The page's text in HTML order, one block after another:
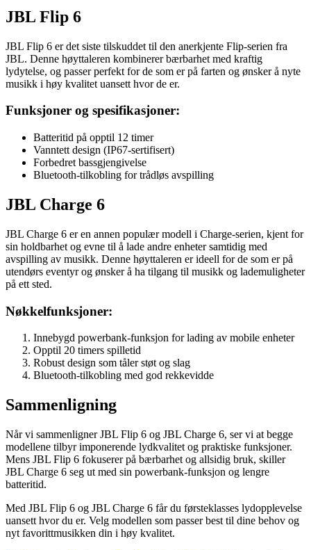
JBL Flip 6
JBL Flip 6 er det siste tilskuddet til den anerkjente Flip-serien fra
JBL. Denne høyttaleren kombinerer bærbarhet med kraftig
lydytelse, og passer perfekt for de som er på farten og ønsker å nyte
musikk i høy kvalitet uansett hvor de er.
Funksjoner og spesifikasjoner:
Batteritid på opptil 12 timer
Vanntett design (IP67-sertifisert)
Forbedret bassgjengivelse
Bluetooth-tilkobling for trådløs avspilling
JBL Charge 6
JBL Charge 6 er en annen populær modell i Charge-serien, kjent for
sin holdbarhet og evne til å lade andre enheter samtidig med
avspilling av musikk. Denne høyttaleren er ideell for de som er på
utendørs eventyr og ønsker å ha tilgang til musikk og lademuligheter
på ett sted.
Nøkkelfunksjoner:
Innebygd powerbank-funksjon for lading av mobile enheter
Opptil 20 timers spilletid
Robust design som tåler støt og slag
Bluetooth-tilkobling med god rekkevidde
Sammenligning
Når vi sammenligner JBL Flip 6 og JBL Charge 6, ser vi at begge
modellene tilbyr imponerende lydkvalitet og praktiske funksjoner.
Mens JBL Flip 6 fokuserer på bærbarhet og allsidig bruk, skiller
JBL Charge 6 seg ut med sin powerbank-funksjon og lengre
batteritid.
Med JBL Flip 6 og JBL Charge 6 får du førsteklasses lydopplevelse
uansett hvor du er. Velg modellen som passer best til dine behov og
nyt favorittmusikken din i høy kvalitet.